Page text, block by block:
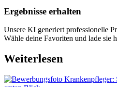
Ergebnisse erhalten
Unsere KI generiert professionelle
Wähle deine Favoriten und lade sie
Weiterlesen